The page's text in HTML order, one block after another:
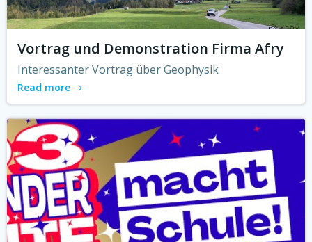
Vortrag und Demonstration Firma Afry
Interessanter Vortrag über Geophysik
Read more